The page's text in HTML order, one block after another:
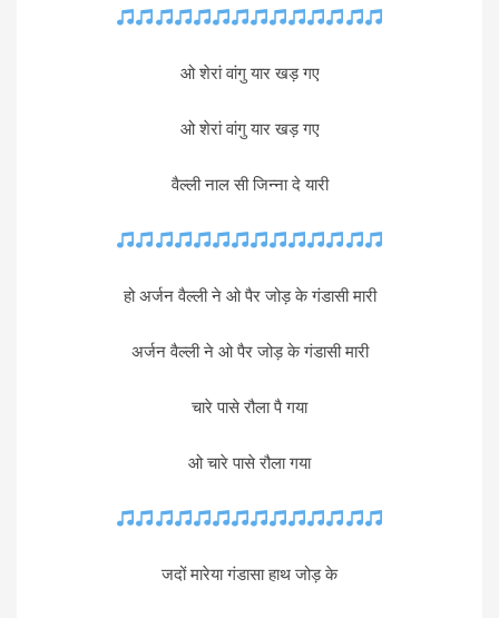
ओ शेरां वांगु यार खड़ गए
ओ शेरां वांगु यार खड़ गए
वैल्ली नाल सी जिन्ना दे यारी
हो अर्जन वैल्ली ने ओ पैर जोड़ के गंडासी मारी
अर्जन वैल्ली ने ओ पैर जोड़ के गंडासी मारी
चारे पासे रौला पै गया
ओ चारे पासे रौला गया
जदों मारेया गंडासा हाथ जोड़ के